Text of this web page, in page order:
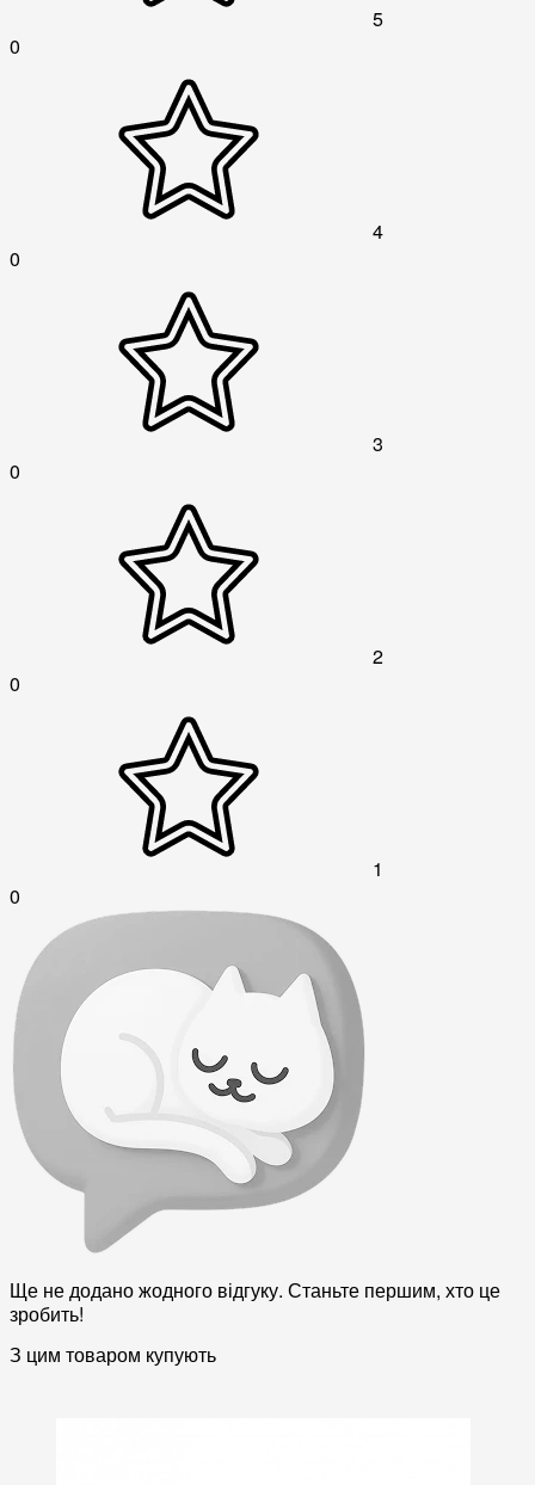
5
0
4
0
3
0
2
0
1
0
Ще не додано жодного відгуку. Станьте першим, хто це
зробить!
З цим товаром купують